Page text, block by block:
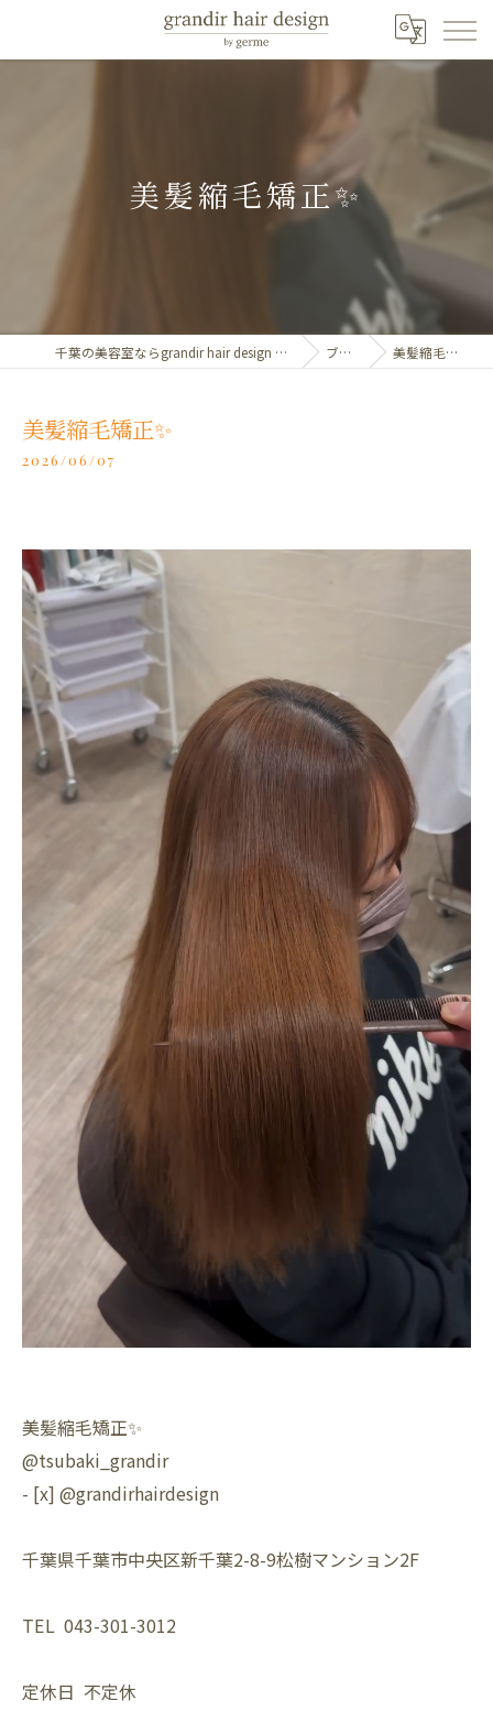
美髪縮毛矯正✨️
千葉の美容室ならgrandir hair design by germe ブログ 美髪縮毛矯正✨️
美髪縮毛矯正✨️
2026/06/07
美髪縮毛矯正✨️
@tsubaki_grandir
- [x] @grandirhairdesign⁡
千葉県千葉市中央区新千葉2-8-9松樹マンション2F⁡
TEL 043-301-3012⁡
定休日 不定休⁡